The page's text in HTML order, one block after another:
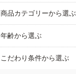
商品カテゴリーから選ぶ
年齢から選ぶ
こだわり条件から選ぶ